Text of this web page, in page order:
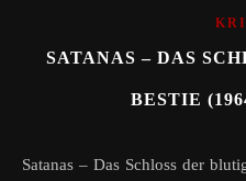
SATANAS – DAS
BESTIE
Satanas – Das Schloss der blutigen Bestie, auch bekannt als Die